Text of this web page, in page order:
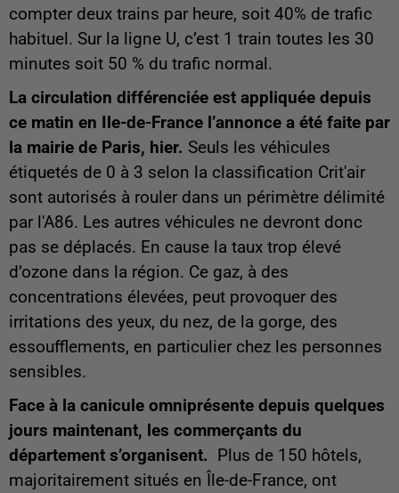
compter deux trains par heure, soit 40% de trafic
habituel. Sur la ligne U, c’est 1 train toutes les 30
minutes soit 50 % du trafic normal.
La circulation différenciée est appliquée depuis
ce matin en Ile-de-France l’annonce a été faite par
la mairie de Paris, hier. Seuls les véhicules
étiquetés de 0 à 3 selon la classification Crit'air
sont autorisés à rouler dans un périmètre délimité
par l'A86. Les autres véhicules ne devront donc
pas se déplacés. En cause la taux trop élevé
d’ozone dans la région. Ce gaz, à des
concentrations élevées, peut provoquer des
irritations des yeux, du nez, de la gorge, des
essoufflements, en particulier chez les personnes
sensibles.
Face à la canicule omniprésente depuis quelques
jours maintenant, les commerçants du
département s’organisent. Plus de 150 hôtels,
majoritairement situés en Île-de-France, ont